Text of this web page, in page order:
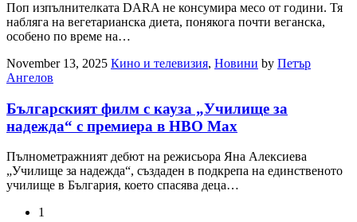
Поп изпълнителката DARA не консумира месо от години. Тя
набляга на вегетарианска диета, понякога почти веганска,
особено по време на…
November 13, 2025 Кино и телевизия, Новини by Петър
Ангелов
Българският филм с кауза „Училище за
надежда“ с премиера в HBO Max
Пълнометражният дебют на режисьора Яна Алексиева
„Училище за надежда“, създаден в подкрепа на единственото
училище в България, което спасява деца…
1